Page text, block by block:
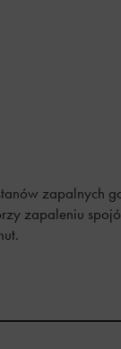
zapalnych
zapaleniu